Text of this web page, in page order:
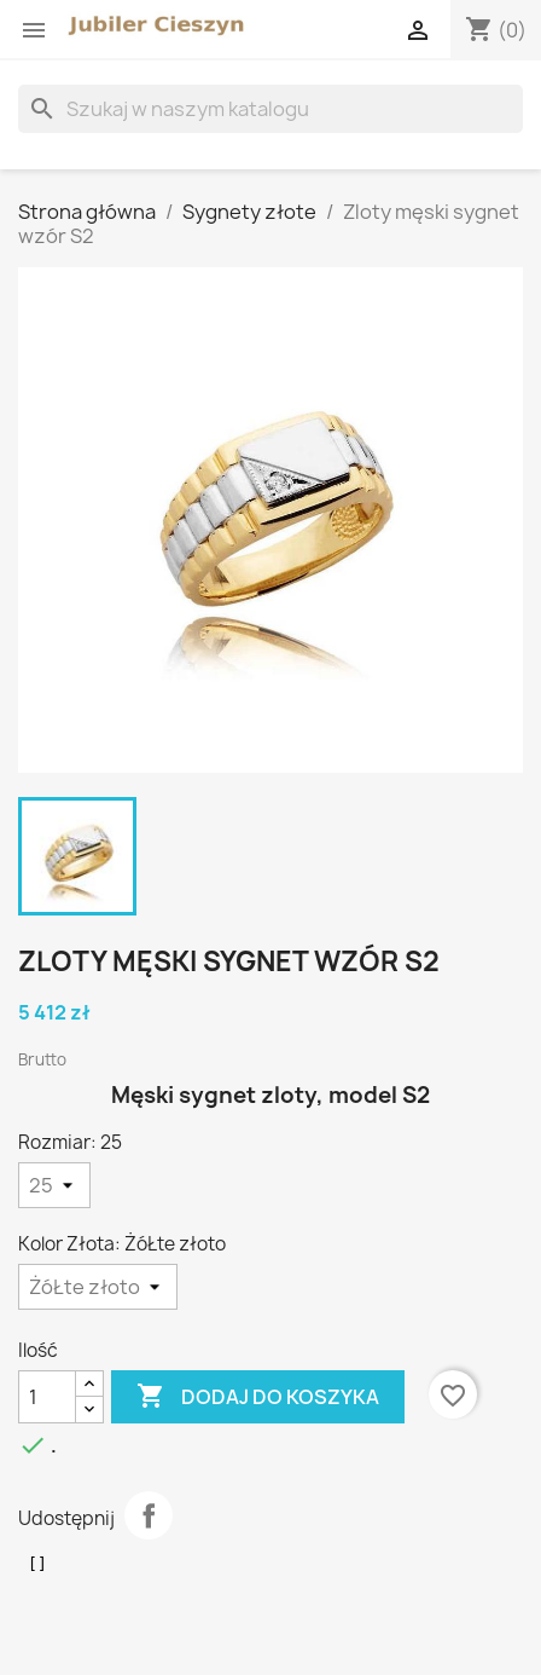
 shopping_cart (0)

search
Strona główna Sygnety złote
Zloty męski sygnet
wzór S2
ZLOTY MĘSKI SYGNET WZÓR S2
5 412 zł
Brutto
Męski sygnet zloty, model S2
Rozmiar: 25
Kolor Złota: ŻóŁte złoto
Ilość
 DODAJ DO KOSZYKA
favorite_border
 .
Udostępnij